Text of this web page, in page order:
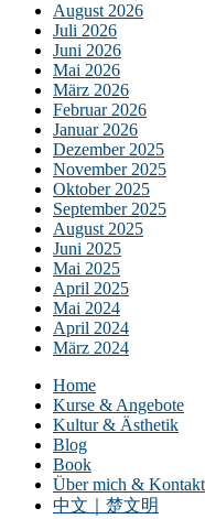
August 2026
Juli 2026
Juni 2026
Mai 2026
März 2026
Februar 2026
Januar 2026
Dezember 2025
November 2025
Oktober 2025
September 2025
August 2025
Juni 2025
Mai 2025
April 2025
Mai 2024
April 2024
März 2024
Home
Kurse & Angebote
Kultur & Ästhetik
Blog
Book
Über mich & Kontakt
中文｜楚文明